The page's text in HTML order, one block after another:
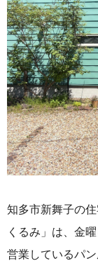
知多市新舞子の
くるみ」は、金
営業しているパ